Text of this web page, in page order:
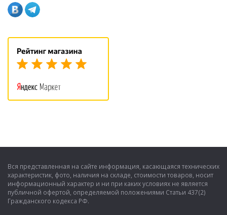
Вся представленная на сайте информация, касающаяся технических
характеристик, фото, наличия на складе, стоимости товаров, носит
информационный характер и ни при каких условиях не является
публичной офертой, определяемой положениями Статьи 437(2)
Гражданского кодекса РФ.